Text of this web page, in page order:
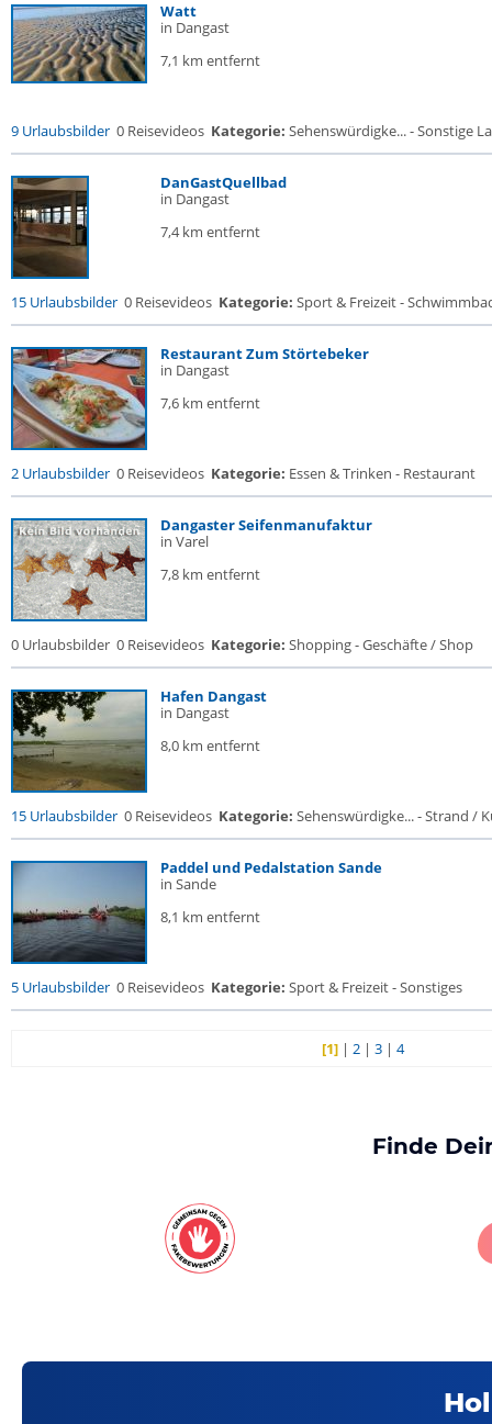
Watt
in Dangast
7,1 km entfernt
9 Urlaubsbilder 0 Reisevideos Kategorie: Sehenswürdigke... - Sonstige
DanGastQuellbad
in Dangast
7,4 km entfernt
15 Urlaubsbilder 0 Reisevideos Kategorie: Sport & Freizeit -
Restaurant Zum Störtebeker
in Dangast
7,6 km entfernt
2 Urlaubsbilder 0 Reisevideos Kategorie: Essen & Trinken - Restaurant
Dangaster Seifenmanufaktur
in Varel
7,8 km entfernt
0 Urlaubsbilder 0 Reisevideos Kategorie: Shopping - Geschäfte / Shop
Hafen Dangast
in Dangast
8,0 km entfernt
15 Urlaubsbilder 0 Reisevideos Kategorie: Sehenswürdigke... - Strand /
Paddel und Pedalstation Sande
in Sande
8,1 km entfernt
5 Urlaubsbilder 0 Reisevideos Kategorie: Sport & Freizeit - Sonstiges
[1] |2 |3 |4
Finde